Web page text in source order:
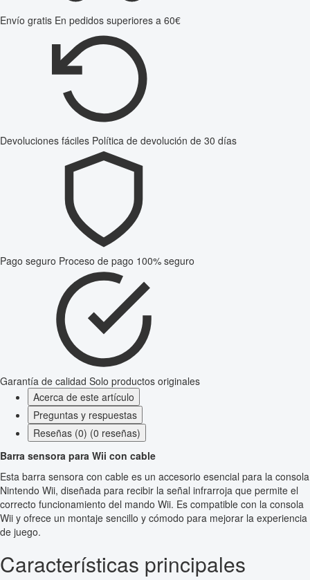
Envío gratis En pedidos superiores a 60€
Devoluciones fáciles Política de devolución de 30 días
Pago seguro Proceso de pago 100% seguro
Garantía de calidad Solo productos originales
Acerca de este artículo
Preguntas y respuestas
Reseñas (0) (0 reseñas)
Barra sensora para Wii con cable
Esta barra sensora con cable es un accesorio esencial para la consola
Nintendo Wii, diseñada para recibir la señal infrarroja que permite el
correcto funcionamiento del mando Wii. Es compatible con la consola
Wii y ofrece un montaje sencillo y cómodo para mejorar la experiencia
de juego.
Características principales